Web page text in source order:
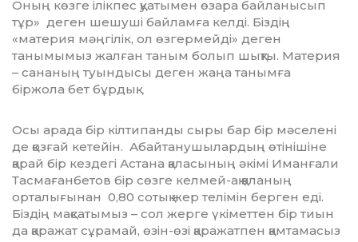
Оның көзге ілікпес қуатымен өзара байланысып
тұр» деген шешуші байламға келді. Біздің
«материя мәңгілік, ол өзгермейді» деген
танымымыз жалған таным болып шықты. Материя
– сананың туындысы деген жаңа танымға
біржола бет бұрдық.
Осы арада бір кілтипанды сыры бар бір мәселені
де қозғай кетейін. Абайтанушылардың өтінішіне
қарай бір кездегі Астана қаласының әкімі Иман­ғали
Тасмағанбетов бір сөзге келмей-ақ қаланың
орталығынан 0,80 сотық жер телімін берген еді.
Біздің мақсатымыз – сол жерге үкі­­мет­тен бір тиын
да қаражат сұрамай, өзін-өзі қаражатпен қамтамасыз